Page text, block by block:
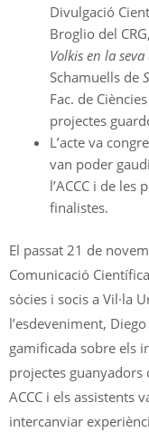
Divulgació
Broglio del
Volkis en la
Schamuells de
Fac. de
projectes
L’acte va
van poder
l’ACCC i de
finalistes.
El passat 21 de
Comunicació
sòcies i socis a Vil·la
l’esdeveniment,
gamificada sobre els
projectes guanyadors
ACCC i els assistents
intercanviar